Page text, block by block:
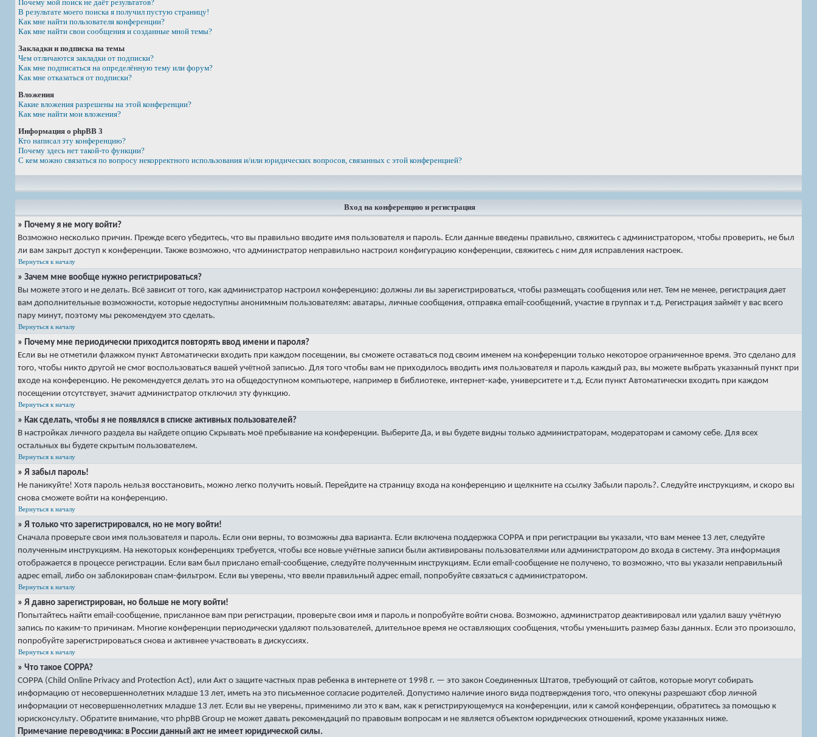
Почему мой поиск не даёт результатов?
В результате моего поиска я получил пустую страницу!
Как мне найти пользователя конференции?
Как мне найти свои сообщения и созданные мной темы?
Закладки и подписка на темы
Чем отличаются закладки от подписки?
Как мне подписаться на определённую тему или форум?
Как мне отказаться от подписки?
Вложения
Какие вложения разрешены на этой конференции?
Как мне найти мои вложения?
Информация о phpBB 3
Кто написал эту конференцию?
Почему здесь нет такой-то функции?
С кем можно связаться по вопросу некорректного использования и/или юридических вопросов, связанных с этой конференцией?
Вход на конференцию и регистрация
» Почему я не могу войти?
Возможно несколько причин. Прежде всего убедитесь, что вы правильно вводите имя пользователя и пароль. Если данные введены правильно, свяжитесь с администратором, чтобы проверить, не был
ли вам закрыт доступ к конференции. Также возможно, что администратор неправильно настроил конфигурацию конференции, свяжитесь с ним для исправления настроек.
Вернуться к началу
» Зачем мне вообще нужно регистрироваться?
Вы можете этого и не делать. Всё зависит от того, как администратор настроил конференцию: должны ли вы зарегистрироваться, чтобы размещать сообщения или нет. Тем не менее, регистрация дает
вам дополнительные возможности, которые недоступны анонимным пользователям: аватары, личные сообщения, отправка email-сообщений, участие в группах и т.д. Регистрация займёт у вас всего
пару минут, поэтому мы рекомендуем это сделать.
Вернуться к началу
» Почему мне периодически приходится повторять ввод имени и пароля?
Если вы не отметили флажком пунктАвтоматически входить при каждом посещении, вы сможете оставаться под своим именем на конференции только некоторое ограниченное время. Это сделано для
того, чтобы никто другой не смог воспользоваться вашей учётной записью. Для того чтобы вам не приходилось вводить имя пользователя и пароль каждый раз, вы можете выбрать указанный пункт при
входе на конференцию. Не рекомендуется делать это на общедоступном компьютере, например в библиотеке, интернет-кафе, университете и т.д. Если пунктАвтоматически входить при каждом
посещении отсутствует, значит администратор отключил эту функцию.
Вернуться к началу
» Как сделать, чтобы я не появлялся в списке активных пользователей?
В настройках личного раздела вы найдете опциюСкрывать моё пребывание на конференции. ВыберитеДа, и вы будете видны только администраторам, модераторам и самому себе. Для всех
остальных вы будете скрытым пользователем.
Вернуться к началу
» Я забыл пароль!
Не паникуйте! Хотя пароль нельзя восстановить, можно легко получить новый. Перейдите на страницу входа на конференцию и щелкните на ссылкуЗабыли пароль?. Следуйте инструкциям, и скоро вы
снова сможете войти на конференцию.
Вернуться к началу
» Я только что зарегистрировался, но не могу войти!
Сначала проверьте свои имя пользователя и пароль. Если они верны, то возможны два варианта. Если включена поддержка COPPA и при регистрации вы указали, что вам менее 13 лет, следуйте
полученным инструкциям. На некоторых конференциях требуется, чтобы все новые учётные записи были активированы пользователями или администратором до входа в систему. Эта информация
отображается в процессе регистрации. Если вам был прислано email-сообщение, следуйте полученным инструкциям. Если email-сообщение не получено, то возможно, что вы указали неправильный
адрес email, либо он заблокирован спам-фильтром. Если вы уверены, что ввели правильный адрес email, попробуйте связаться с администратором.
Вернуться к началу
» Я давно зарегистрирован, но больше не могу войти!
Попытайтесь найти email-сообщение, присланное вам при регистрации, проверьте свои имя и пароль и попробуйте войти снова. Возможно, администратор деактивировал или удалил вашу учётную
запись по каким-то причинам. Многие конференции периодически удаляют пользователей, длительное время не оставляющих сообщения, чтобы уменьшить размер базы данных. Если это произошло,
попробуйте зарегистрироваться снова и активнее участвовать в дискуссиях.
Вернуться к началу
» Что такое COPPA?
COPPA (Child Online Privacy and Protection Act), или Акт о защите частных прав ребенка в интернете от 1998 г. — это закон Соединенных Штатов, требующий от сайтов, которые могут собирать
информацию от несовершеннолетних младше 13 лет, иметь на это письменное согласие родителей. Допустимо наличие иного вида подтверждения того, что опекуны разрешают сбор личной
информации от несовершеннолетних младше 13 лет. Если вы не уверены, применимо ли это к вам, как к регистрирующемуся на конференции, или к самой конференции, обратитесь за помощью к
юрисконсульту. Обратите внимание, что phpBB Group не может давать рекомендаций по правовым вопросам и не является объектом юридических отношений, кроме указанных ниже.
Примечание переводчика: в России данный акт не имеет юридической силы.